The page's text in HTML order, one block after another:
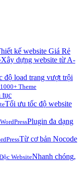
kế website Giá Rẻ
Xây dựng website từ A-
độ load trang vượt trội
Theme
tục
Tối ưu tốc độ website
Plugin đa dạng
Từ cơ bản Nocode
WebsiteNhanh chóng,